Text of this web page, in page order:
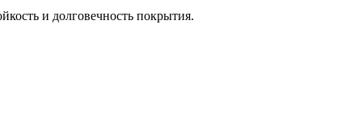
и долговечность покрытия.